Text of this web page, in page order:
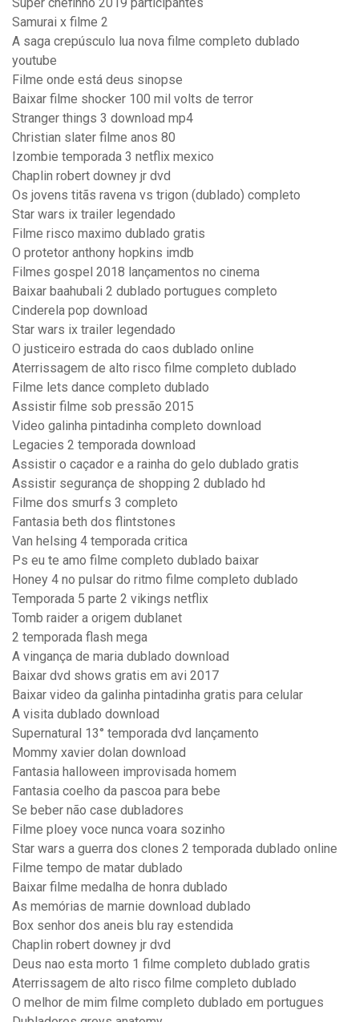
Super chefinho 2019 participantes
Samurai x filme 2
A saga crepúsculo lua nova filme completo dublado
youtube
Filme onde está deus sinopse
Baixar filme shocker 100 mil volts de terror
Stranger things 3 download mp4
Christian slater filme anos 80
Izombie temporada 3 netflix mexico
Chaplin robert downey jr dvd
Os jovens titãs ravena vs trigon (dublado) completo
Star wars ix trailer legendado
Filme risco maximo dublado gratis
O protetor anthony hopkins imdb
Filmes gospel 2018 lançamentos no cinema
Baixar baahubali 2 dublado portugues completo
Cinderela pop download
Star wars ix trailer legendado
O justiceiro estrada do caos dublado online
Aterrissagem de alto risco filme completo dublado
Filme lets dance completo dublado
Assistir filme sob pressão 2015
Video galinha pintadinha completo download
Legacies 2 temporada download
Assistir o caçador e a rainha do gelo dublado gratis
Assistir segurança de shopping 2 dublado hd
Filme dos smurfs 3 completo
Fantasia beth dos flintstones
Van helsing 4 temporada critica
Ps eu te amo filme completo dublado baixar
Honey 4 no pulsar do ritmo filme completo dublado
Temporada 5 parte 2 vikings netflix
Tomb raider a origem dublanet
2 temporada flash mega
A vingança de maria dublado download
Baixar dvd shows gratis em avi 2017
Baixar video da galinha pintadinha gratis para celular
A visita dublado download
Supernatural 13° temporada dvd lançamento
Mommy xavier dolan download
Fantasia halloween improvisada homem
Fantasia coelho da pascoa para bebe
Se beber não case dubladores
Filme ploey voce nunca voara sozinho
Star wars a guerra dos clones 2 temporada dublado online
Filme tempo de matar dublado
Baixar filme medalha de honra dublado
As memórias de marnie download dublado
Box senhor dos aneis blu ray estendida
Chaplin robert downey jr dvd
Deus nao esta morto 1 filme completo dublado gratis
Aterrissagem de alto risco filme completo dublado
O melhor de mim filme completo dublado em portugues